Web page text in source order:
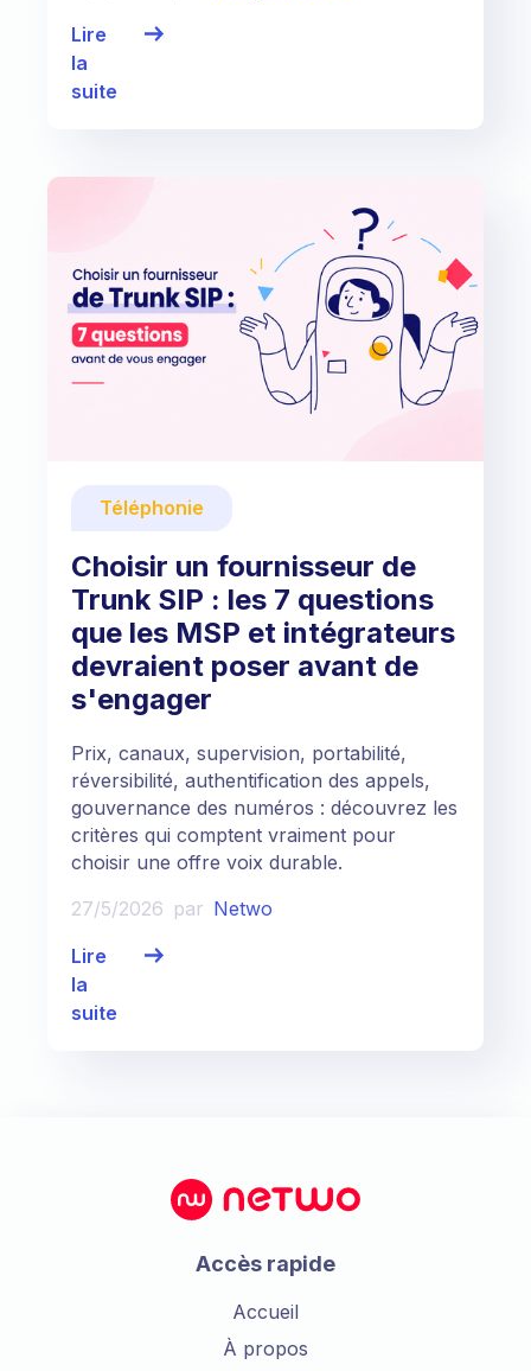
Lire
la
suite
Téléphonie
Choisir un fournisseur de
Trunk SIP : les 7 questions
que les MSP et intégrateurs
devraient poser avant de
s'engager
Prix, canaux, supervision, portabilité,
réversibilité, authentification des appels,
gouvernance des numéros : découvrez les
critères qui comptent vraiment pour
choisir une offre voix durable.
27/5/2026 par Netwo
Lire
la
suite
Accès rapide
Accueil
À propos